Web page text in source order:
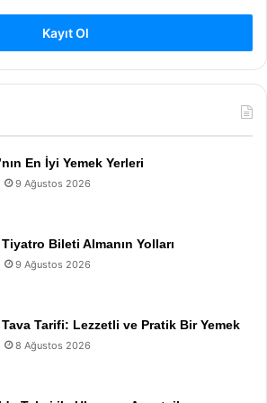
Kayıt Ol
En İyi Yemek Yerleri
9 Ağustos 2026
Bileti Almanın Yolları
9 Ağustos 2026
Tarifi: Lezzetli ve Pratik Bir Yemek
8 Ağustos 2026